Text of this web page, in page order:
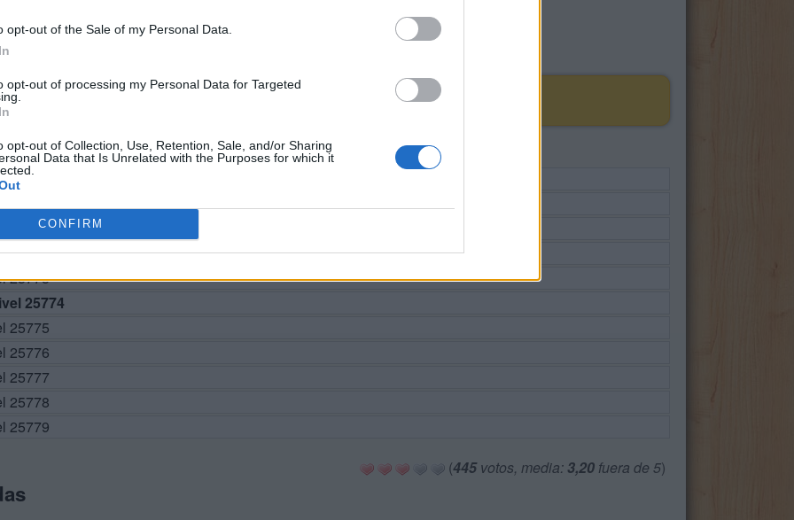
opt-out of the Sale of my Personal Data.
opt-out of processing my Personal Data for Targeted
opt-out of Collection, Use, Retention, Sale, and/or Sharing
Data that Is Unrelated with the Purposes for which it
CONFIRM
BUSCAR MÁS RESPUESTAS
25770
25771
25772
25773
25774
25775
25776
25777
25778
25779
(445votos, media: 3,20 fuera de 5)